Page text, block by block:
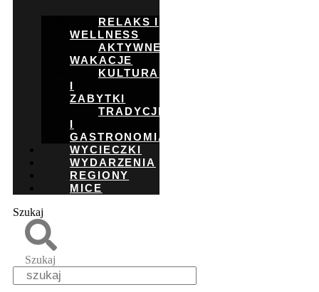
RELAKS I
WELLNESS
AKTYWNE
WAKACJE
KULTURA
I
ZABYTKI
TRADYCJE
I
GASTRONOMIA
WYCIECZKI
WYDARZENIA
REGIONY
MICE
Szukaj
Szukaj